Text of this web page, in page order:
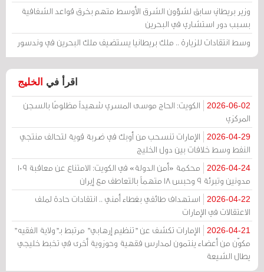
وزير بريطاني سابق لشؤون الشرق الأوسط متهم بخرق قواعد الشفافية
بسبب دور استشاري في البحرين
وسط انتقادات للزيارة .. ملك بريطانيا يستضيف ملك البحرين في وندسور
اقرأ في الخليج
2026-06-02
الكويت: الحاج موسى المسري شهيداً مظلومًا بالسجن
المركزي
2026-04-29
الإمارات تنسحب من أوبك في ضربة قوية لتحالف منتجي
النفط وسط خلافات بين دول الخليج
2026-04-24
محكمة «أمن الدولة» في الكويت: الامتناع عن معاقبة 109
مدونين وتبرئة 9 وحبس 18 متهماً بالتعاطف مع إيران
2026-04-22
استهداف طائفي بغطاء أمني .. انتقادات حادة لملف
الاعتقالات في الإمارات
2026-04-21
الإمارات تكشف عن "تنظيم إرهابي" مرتبط بـ"ولاية الفقيه"
مكوّن من أعضاء ينتمون لمدارس فقهية وحوزوية أخرى في تخبط خليجي
يطال الشيعة